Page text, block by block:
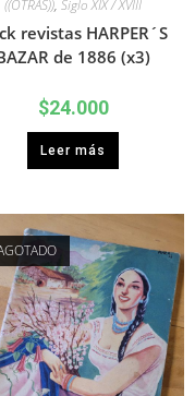
((OTRAS)), Siglo XIX / XVIII
revistas HARPER´S
de 1886 (x3)
$24.000
Leer más